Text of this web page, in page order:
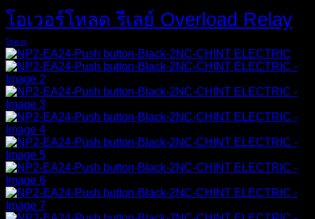
โอเวอร์โหลด รีเลย์ Overload Relay
ไขควง